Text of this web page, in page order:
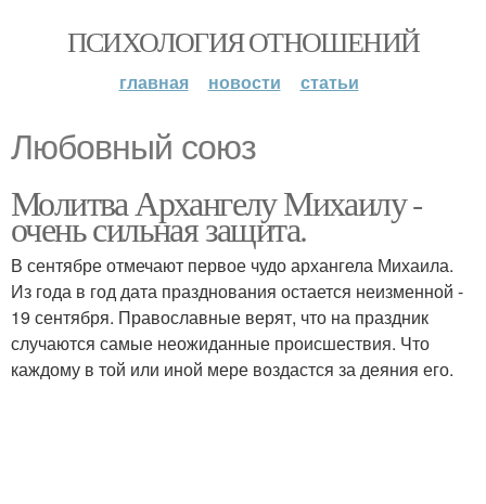
ПСИХОЛОГИЯ ОТНОШЕНИЙ
главная новости статьи
Любовный союз
Молитва Архангелу Михаилу -
очень сильная защита.
В сентябре отмечают первое чудо архангела Михаила.
Из года в год дата празднования остается неизменной -
19 сентября. Православные верят, что на праздник
случаются самые неожиданные происшествия. Что
каждому в той или иной мере воздастся за деяния его.